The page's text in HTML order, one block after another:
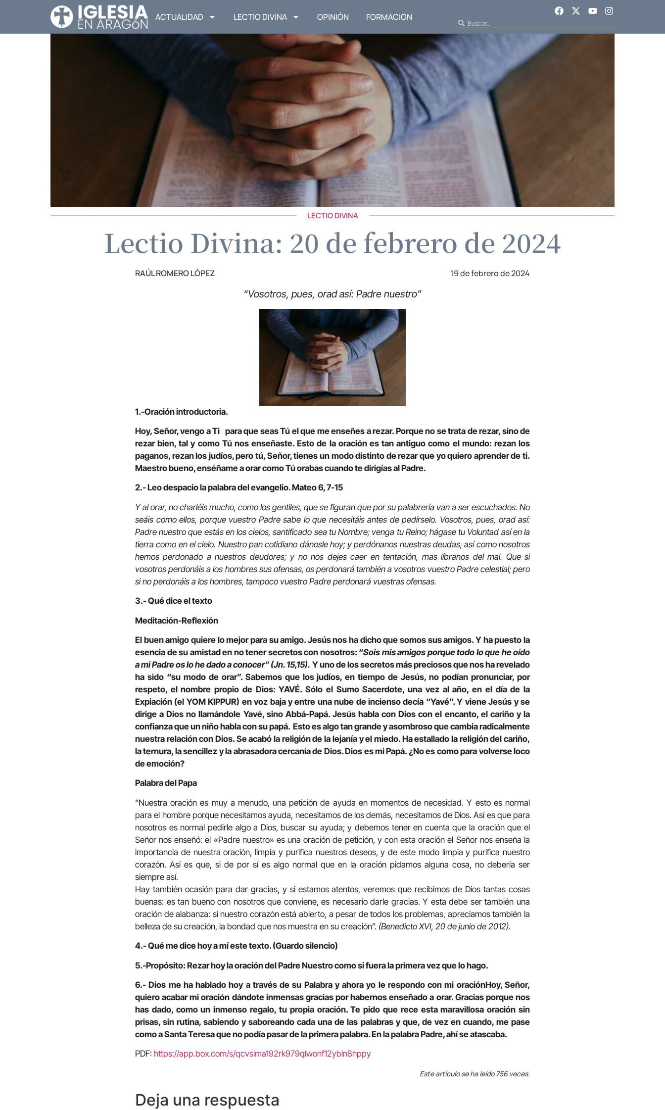
ACTUALIDAD LECTIO DIVINA OPINIÓN FORMACIÓN
LECTIO DIVINA
Lectio Divina: 20 de febrero de 2024
RAÚL ROMERO LÓPEZ 19 de febrero de 2024
“Vosotros, pues, orad así: Padre nuestro”
1.-Oración introductoria.
Hoy, Señor, vengo a Ti para que seas Tú el que me enseñes a rezar. Porque no se trata de rezar, sino de
rezar bien, tal y como Tú nos enseñaste. Esto de la oración es tan antiguo como el mundo: rezan los
paganos, rezan los judíos, pero tú, Señor, tienes un modo distinto de rezar que yo quiero aprender de ti.
Maestro bueno, enséñame a orar como Tú orabas cuando te dirigías al Padre.
2.- Leo despacio la palabra del evangelio. Mateo 6, 7-15
Y al orar, no charléis mucho, como los gentiles, que se figuran que por su palabrería van a ser escuchados. No
seáis como ellos, porque vuestro Padre sabe lo que necesitáis antes de pedírselo. Vosotros, pues, orad así:
Padre nuestro que estás en los cielos, santificado sea tu Nombre; venga tu Reino; hágase tu Voluntad así en la
tierra como en el cielo. Nuestro pan cotidiano dánosle hoy; y perdónanos nuestras deudas, así como nosotros
hemos perdonado a nuestros deudores; y no nos dejes caer en tentación, mas líbranos del mal. Que si
vosotros perdonáis a los hombres sus ofensas, os perdonará también a vosotros vuestro Padre celestial; pero
si no perdonáis a los hombres, tampoco vuestro Padre perdonará vuestras ofensas.
3.- Qué dice el texto
Meditación-Reflexión
El buen amigo quiere lo mejor para su amigo. Jesús nos ha dicho que somos sus amigos. Y ha puesto la
esencia de su amistad en no tener secretos con nosotros: “Sois mis amigos porque todo lo que he oído
a mi Padre os lo he dado a conocer” (Jn. 15,15). Y uno de los secretos más preciosos que nos ha revelado
ha sido “su modo de orar”. Sabemos que los judíos, en tiempo de Jesús, no podían pronunciar, por
respeto, el nombre propio de Dios: YAVÉ. Sólo el Sumo Sacerdote, una vez al año, en el día de la
Expiación (el YOM KIPPUR) en voz baja y entre una nube de incienso decía “Yavé”. Y viene Jesús y se
dirige a Dios no llamándole Yavé, sino Abbá-Papá. Jesús habla con Dios con el encanto, el cariño y la
confianza que un niño habla con su papá. Esto es algo tan grande y asombroso que cambia radicalmente
nuestra relación con Dios. Se acabó la religión de la lejanía y el miedo. Ha estallado la religión del cariño,
la ternura, la sencillez y la abrasadora cercanía de Dios. Dios es mi Papá. ¿No es como para volverse loco
de emoción?
Palabra del Papa
“Nuestra oración es muy a menudo, una petición de ayuda en momentos de necesidad. Y esto es normal
para el hombre porque necesitamos ayuda, necesitamos de los demás, necesitamos de Dios. Así es que para
nosotros es normal pedirle algo a Dios, buscar su ayuda; y debemos tener en cuenta que la oración que el
Señor nos enseñó: el «Padre nuestro» es una oración de petición, y con esta oración el Señor nos enseña la
importancia de nuestra oración, limpia y purifica nuestros deseos, y de este modo limpia y purifica nuestro
corazón. Así es que, si de por sí es algo normal que en la oración pidamos alguna cosa, no debería ser
siempre así.
Hay también ocasión para dar gracias, y si estamos atentos, veremos que recibimos de Dios tantas cosas
buenas: es tan bueno con nosotros que conviene, es necesario darle gracias. Y esta debe ser también una
oración de alabanza: si nuestro corazón está abierto, a pesar de todos los problemas, apreciamos también la
belleza de su creación, la bondad que nos muestra en su creación”. (Benedicto XVI, 20 de junio de 2012).
4.- Qué me dice hoy a mí este texto. (Guardo silencio)
5.-Propósito: Rezar hoy la oración del Padre Nuestro como si fuera la primera vez que lo hago.
6.- Dios me ha hablado hoy a través de su Palabra y ahora yo le respondo con mi oraciónHoy, Señor,
quiero acabar mi oración dándote inmensas gracias por habernos enseñado a orar. Gracias porque nos
has dado, como un inmenso regalo, tu propia oración. Te pido que rece esta maravillosa oración sin
prisas, sin rutina, sabiendo y saboreando cada una de las palabras y que, de vez en cuando, me pase
como a Santa Teresa que no podía pasar de la primera palabra. En la palabra Padre, ahí se atascaba.
PDF: https://app.box.com/s/qcvsima192rk979qlwonf12ybln8hppy
Este artículo se ha leído 756 veces.
Deja una respuesta